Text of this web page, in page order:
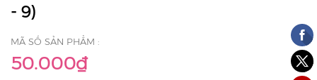
- 9)
MÃ SỐ SẢN PHẨM :
50.000₫